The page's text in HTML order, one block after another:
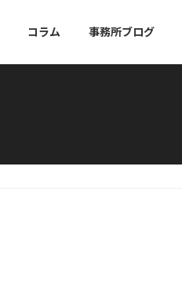
コラム 事務所ブログ